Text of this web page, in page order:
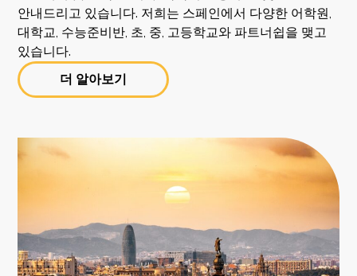
안내드리고 있습니다. 저희는 스페인에서 다양한 어학원,
대학교, 수능준비반, 초, 중, 고등학교와 파트너쉽을 맺고
있습니다.
더 알아보기